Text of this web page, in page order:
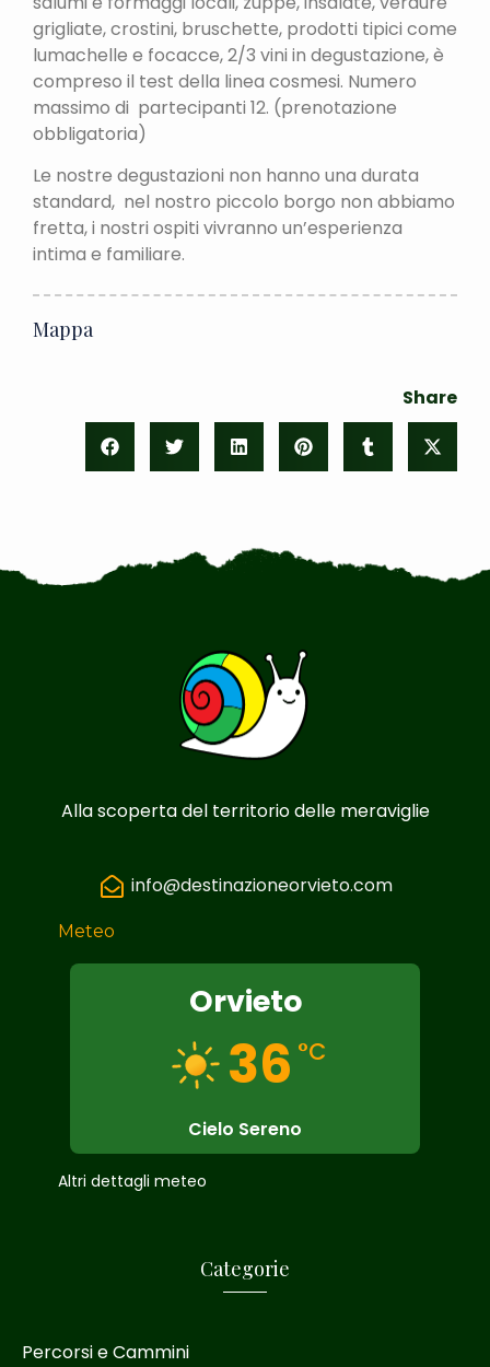
grigliate, crostini, bruschette, prodotti tipici come
lumachelle e focacce, 2/3 vini in degustazione, è
compreso il test della linea cosmesi. Numero
massimo di partecipanti 12. (prenotazione
obbligatoria)
Le nostre degustazioni non hanno una durata
standard, nel nostro piccolo borgo non abbiamo
fretta, i nostri ospiti vivranno un’esperienza
intima e familiare.
Mappa
Share
Alla scoperta del territorio delle meraviglie
info@destinazioneorvieto.com
Meteo
Orvieto
36 °C
Cielo Sereno
Altri dettagli meteo
Categorie
Percorsi e Cammini